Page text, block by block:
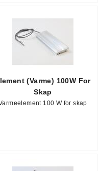
(Varme) 100W For
Skap
100 W for skap